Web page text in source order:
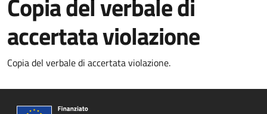
Copia del verbale di
accertata violazione
Copia del verbale di accertata violazione.